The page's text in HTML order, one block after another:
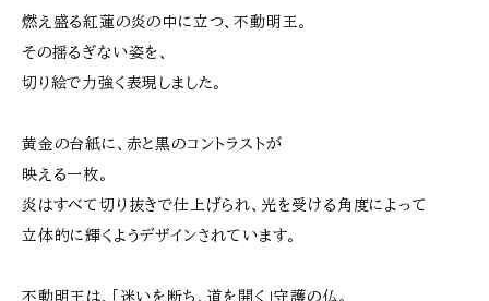
燃え盛る紅蓮の炎の中に立つ、不動明王。
その揺るぎない姿を、
切り絵で力強く表現しました。
黄金の台紙に、赤と黒のコントラストが
映える一枚。
炎はすべて切り抜きで仕上げられ、光を受ける角度によって
立体的に輝くようデザインされています。
不動明王は、「迷いを断ち、道を開く」守護の仏。